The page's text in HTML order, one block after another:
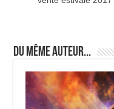
Du même auteur...